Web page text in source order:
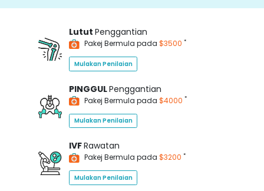
Lutut Penggantian
Pakej Bermula pada $3500 *
Mulakan Penilaian
PINGGULPenggantian
Pakej Bermula pada $4000 *
Mulakan Penilaian
IVFRawatan
Pakej Bermula pada $3200 *
Mulakan Penilaian